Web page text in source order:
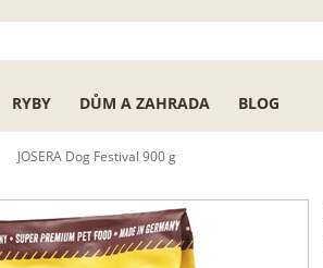
RYBY DŮM A ZAHRADA BLOG
JOSERA Dog Festival 900 g